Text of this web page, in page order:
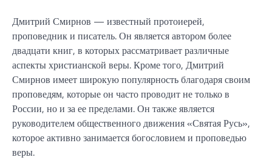
Дмитрий Смирнов — известный протоиерей,
проповедник и писатель. Он является автором более
двадцати книг, в которых рассматривает различные
аспекты христианской веры. Кроме того, Дмитрий
Смирнов имеет широкую популярность благодаря своим
проповедям, которые он часто проводит не только в
России, но и за ее пределами. Он также является
руководителем общественного движения «Святая Русь»,
которое активно занимается богословием и проповедью
веры.